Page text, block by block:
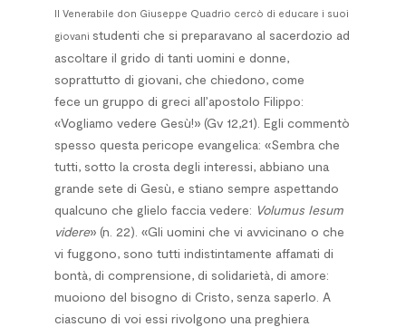
Il Venerabile don Giuseppe Quadrio cercò di educare i suoi
giovani studenti che si preparavano al sacerdozio ad
ascoltare il grido di tanti uomini e donne,
soprattutto di giovani, che chiedono, come
fece un gruppo di greci all’apostolo Filippo:
«Vogliamo vedere Gesù!» (Gv 12,21). Egli commentò
spesso questa pericope evangelica: «Sembra che
tutti, sotto la crosta degli interessi, abbiano una
grande sete di Gesù, e stiano sempre aspettando
qualcuno che glielo faccia vedere: Volumus Iesum
videre» (n. 22). «Gli uomini che vi avvicinano o che
vi fuggono, sono tutti indistintamente affamati di
bontà, di comprensione, di solidarietà, di amore:
muoiono del bisogno di Cristo, senza saperlo. A
ciascuno di voi essi rivolgono una preghiera